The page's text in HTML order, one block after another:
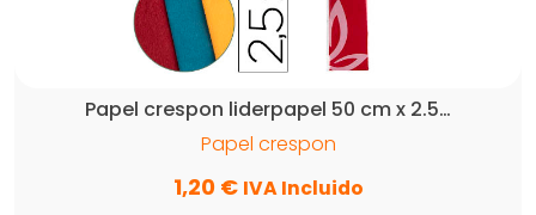
Papel crespon liderpapel 50 cm x 2.5…
Papel crespon
1,20 € IVA Incluido